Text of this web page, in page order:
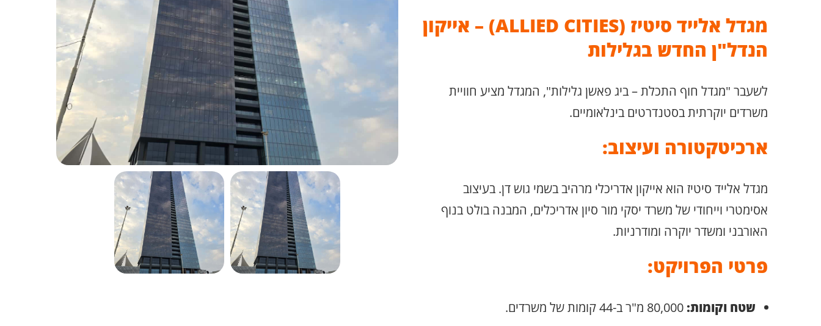
מגדל אלייד סיטיז (ALLIED CITIES) – אייקון
הנדל"ן החדש בגלילות
לשעבר "מגדל חוף התכלת – ביג פאשן גלילות", המגדל מציע חוויית
משרדים יוקרתית בסטנדרטים בינלאומיים.
ארכיטקטורה ועיצוב:
מגדל אלייד סיטיז הוא אייקון אדריכלי מרהיב בשמי גוש דן. בעיצוב
אסימטרי וייחודי של משרד יסקי מור סיון אדריכלים, המבנה בולט בנוף
האורבני ומשדר יוקרה ומודרניות.
פרטי הפרויקט:
שטח וקומות: